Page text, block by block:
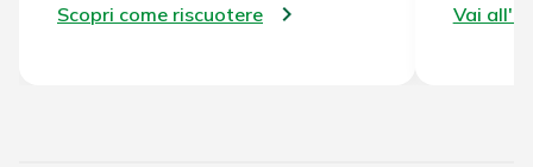
Scopri come riscuotere Vai